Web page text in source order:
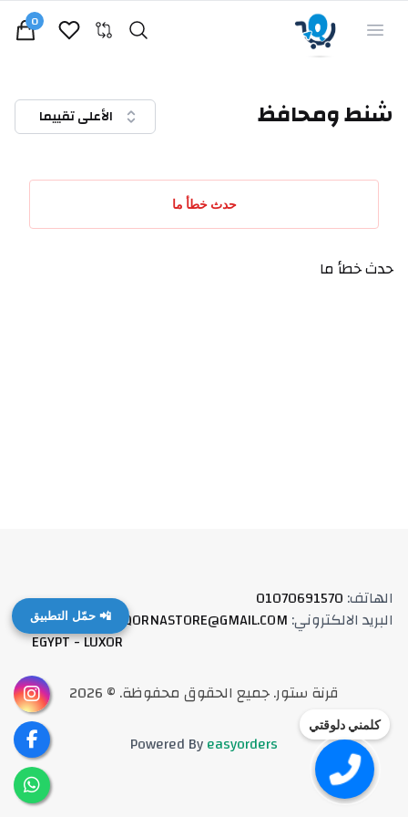
كلمني دلوقتي
📲 حمّل التطبيق
Open menu
Search
0
bag
شنط ومحافظ الأعلى تقييما
حدث خطأ ما
حدث خطأ ما
الهاتف:
01070691570
البريد الالكتروني:
QORNASTORE@GMAIL.COM العنوان:
EGYPT - LUXOR
قرنة ستور.جميع الحقوق محفوظة. ©
2026
Powered Byeasyorders